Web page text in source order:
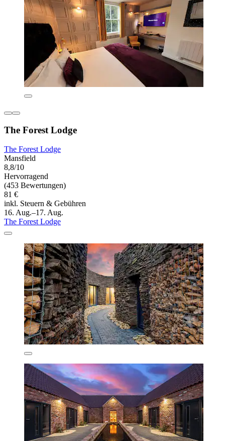
The Forest Lodge
The Forest Lodge
Mansfield
8,8/10
Hervorragend
(453 Bewertungen)
81 €
inkl. Steuern & Gebühren
16. Aug.–17. Aug.
The Forest Lodge